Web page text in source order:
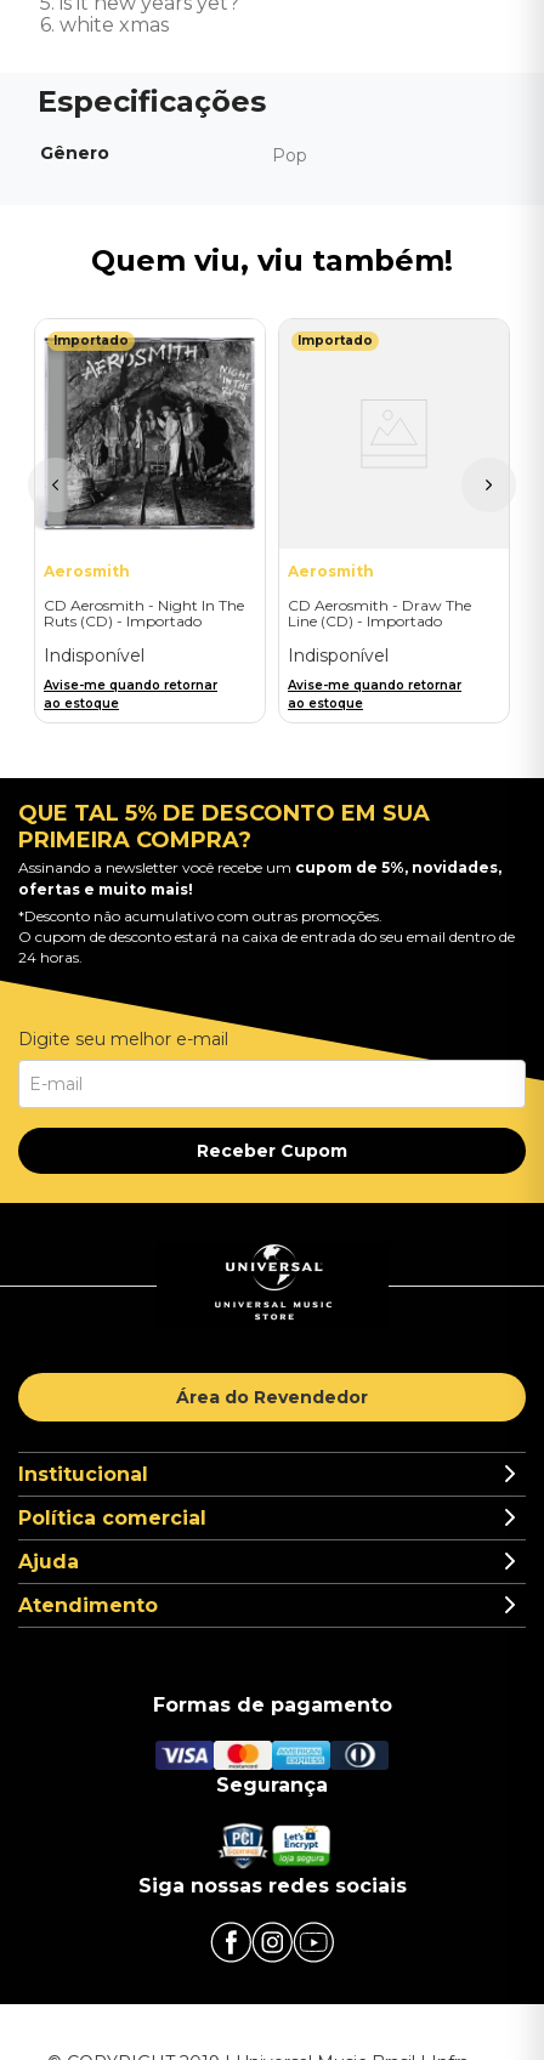
6. white xmas
Gênero Pop
Quem viu, viu também!
Importado
Aerosmith
CD Aerosmith - Night In The
Ruts (CD) - Importado
Indisponível
Avise-me quando retornar
ao estoque
Importado
Aerosmith
CD Aerosmith - Draw The
Line (CD) - Importado
Indisponível
Avise-me quando retornar
ao estoque
QUE TAL 5% DE DESCONTO EM SUA
PRIMEIRA COMPRA?
Assinando a newsletter você recebe um cupom de 5%, novidades,
ofertas e muito mais!
*Desconto não acumulativo com outras promoções.
O cupom de desconto estará na caixa de entrada do seu email dentro de
24 horas.
Digite seu melhor e-mail
Receber Cupom
Área do Revendedor
Institucional
Política comercial
Ajuda
Atendimento
Formas de pagamento
Segurança
Siga nossas redes sociais